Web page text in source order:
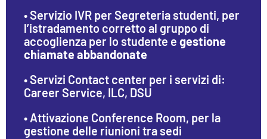
• Servizio IVR per Segreteria studenti, per
l’istradamento corretto al gruppo di
accoglienza per lo studente e gestione
chiamate abbandonate
• Servizi Contact center per i servizi di:
Career Service, ILC, DSU
• Attivazione Conference Room, per la
gestione delle riunioni tra sedi